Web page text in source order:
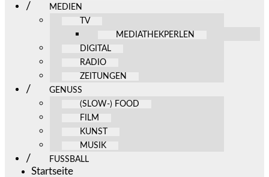
MEDIEN
TV
MEDIATHEKPERLEN
DIGITAL
RADIO
ZEITUNGEN
GENUSS
(SLOW-) FOOD
FILM
KUNST
MUSIK
FUSSBALL
Startseite